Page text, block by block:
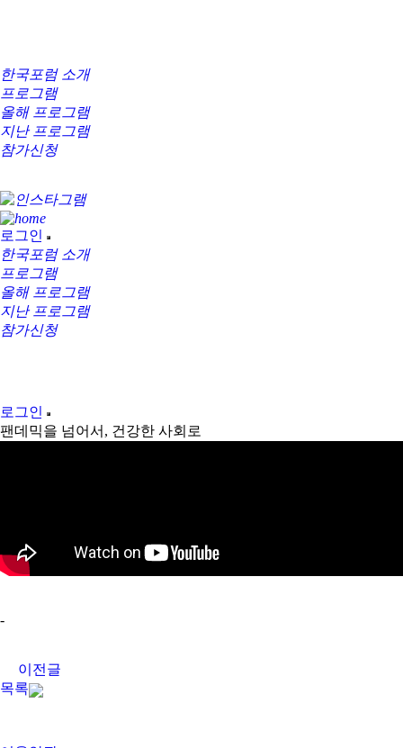
한국포럼 소개
프로그램
올해 프로그램
지난 프로그램
참가신청
로그인
한국포럼 소개
프로그램
올해 프로그램
지난 프로그램
참가신청
로그인
팬데믹을 넘어서, 건강한 사회로
-
이전글
목록